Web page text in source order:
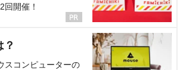
開催！
スコンピューターの